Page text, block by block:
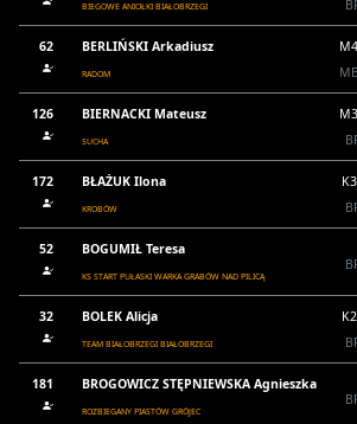
BIEGOWE ANIOŁKI BIAŁOBRZEGI
62 BERLIŃSKI Arkadiusz
RADOM
126 BIERNACKI Mateusz
SUCHA
172 BŁAŻUK Ilona
KROBÓW
52 BOGUMIŁ Teresa
KS START PUŁASKI WARKA GRABÓW NAD PILICĄ
32 BOLEK Alicja
TEAM BIAŁOBRZEGI BIAŁOBRZEGI
181 BROGOWICZ STĘPNIEWSKA Agnieszka
ROZBIEGANY PIASTÓW GRÓJEC